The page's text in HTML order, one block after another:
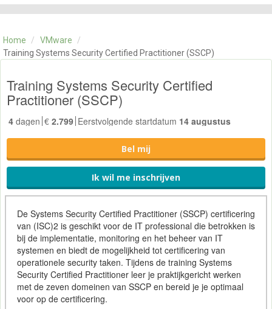
CATEGORIE
OVER ONS
CONTACT
Home / VMware
/
Training Systems Security Certified Practitioner (SSCP)
Training Systems Security Certified
Practitioner (SSCP)
4 dagen € 2.799 Eerstvolgende startdatum 14 augustus
Bel mij
Ik wil me inschrijven
De Systems SecurityCertified Practitioner (SSCP) certificering
van (ISC)2 is geschikt voor de IT professional die betrokken is
bij de implementatie, monitoring en het beheer van IT
systemen en biedt de mogelijkheid tot certificering van
operationele security taken. Tijdens de training Systems
Security Certified Practitioner leer je praktijkgericht werken
met de zeven domeinen van SSCP en bereid je je optimaal
voor op de certificering.